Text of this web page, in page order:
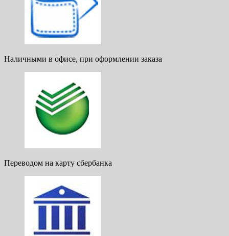
Наличными в офисе, при оформлении заказа
Переводом на карту сбербанка